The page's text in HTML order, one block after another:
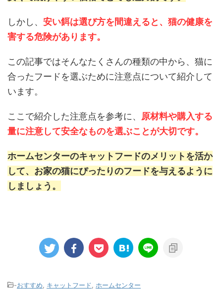
しかし、 安い餌は選び方を間違えると、猫の健康を
害する危険があります。
この記事ではそんなたくさんの種類の中から、猫に
合ったフードを選ぶために注意点について紹介して
います。
ここで紹介した注意点を参考に、 原材料や購入する
量に注意して安全なものを選ぶことが大切です。
ホームセンターのキャットフードのメリットを活か
して、お家の猫にぴったりのフードを与えるように
しましょう。
-おすすめ キャットフード ホームセンター